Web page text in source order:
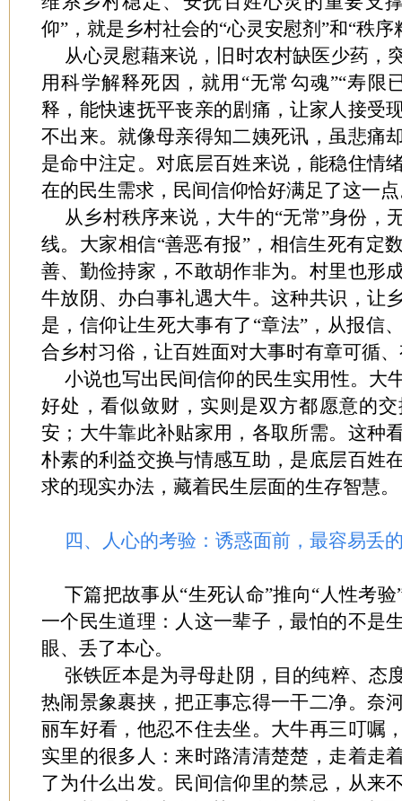
仰”，就是乡村社会的“心灵安慰剂”和“秩序
从心灵慰藉来说，旧时农村缺医少药，
用科学解释死因，就用“无常勾魂”“寿限
释，能快速抚平丧亲的剧痛，让家人接受
不出来。就像母亲得知二姨死讯，虽悲痛
是命中注定。对底层百姓来说，能稳住情
在的民生需求，民间信仰恰好满足了这一
从乡村秩序来说，大牛的“无常”身份，
线。大家相信“善恶有报”，相信生死有定
善、勤俭持家，不敢胡作非为。村里也形
牛放阴、办白事礼遇大牛。这种共识，让
是，信仰让生死大事有了“章法”，从报信
合乡村习俗，让百姓面对大事时有章可循
小说也写出民间信仰的民生实用性。大
好处，看似敛财，实则是双方都愿意的
安；大牛靠此补贴家用，各取所需。这种
朴素的利益交换与情感互助，是底层百姓
求的现实办法，藏着民生层面的生存智慧。
四、人心的考验：诱惑面前，最容易丢
下篇把故事从“生死认命”推向“人性考
一个民生道理：人这一辈子，最怕的不是
眼、丢了本心。
张铁匠本是为寻母赴阴，目的纯粹、态
热闹景象裹挟，把正事忘得一干二净。奈
丽车好看，他忍不住去坐。大牛再三叮嘱
实里的很多人：来时路清清楚楚，走着走
了为什么出发。民间信仰里的禁忌，从来